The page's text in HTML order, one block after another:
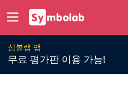
심볼랩 앱
무료 평가판 이용 가능!